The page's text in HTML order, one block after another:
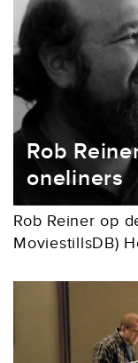
Rob
oneliners
Rob Reiner op
MoviestillsDB)
“I’ll have what